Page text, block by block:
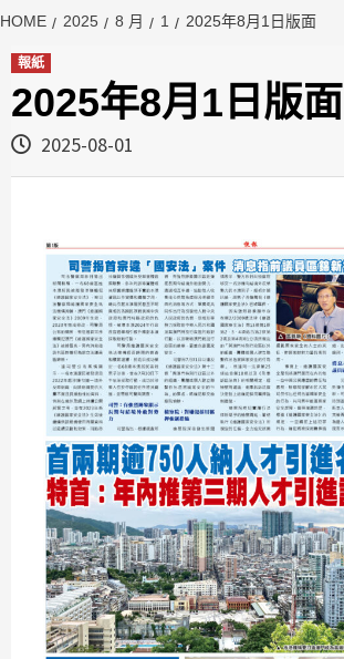
HOME 2025 8 月 1 2025年8月1日版面
報紙
2025年8月1日版面
2025-08-01